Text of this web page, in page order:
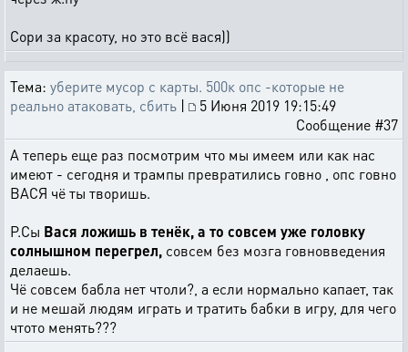
Сори за красоту, но это всё вася))
Тема: уберите мусор с карты. 500к опс -которые не
реально атаковать, сбить |
5 Июня 2019 19:15:49
Сообщение #37
А теперь еще раз посмотрим что мы имеем или как нас
имеют - сегодня и трампы превратились говно , опс говно
ВАСЯ чё ты творишь.
Р.Сы Вася ложишь в тенёк, а то совсем уже головку
солнышном перегрел, совсем без мозга говновведения
делаешь.
Чё совсем бабла нет чтоли?, а если нормально капает, так
и не мешай людям играть и тратить бабки в игру, для чего
чтото менять???